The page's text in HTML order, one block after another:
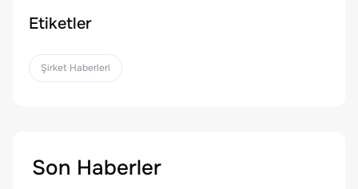
Etiketler
Şirket Haberleri
Son Haberler